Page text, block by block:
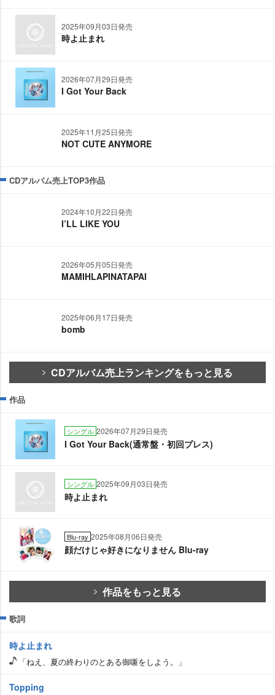
2025年09月03日発売
時よ止まれ
2026年07月29日発売
I Got Your Back
2025年11月25日発売
NOT CUTE ANYMORE
CDアルバム売上TOP3作品
2024年10月22日発売
I’LL LIKE YOU
2026年05月05日発売
MAMIHLAPINATAPAI
2025年06月17日発売
bomb
CDアルバム売上ランキングをもっと見る
作品
シングル 2026年07月29日発売
I Got Your Back(通常盤・初回プレス)
シングル 2025年09月03日発売
時よ止まれ
Blu-ray 2025年08月06日発売
顔だけじゃ好きになりません Blu-ray
作品をもっと見る
歌詞
時よ止まれ
「ねえ、夏の終わりのとある御噺をしよう。」
Topping